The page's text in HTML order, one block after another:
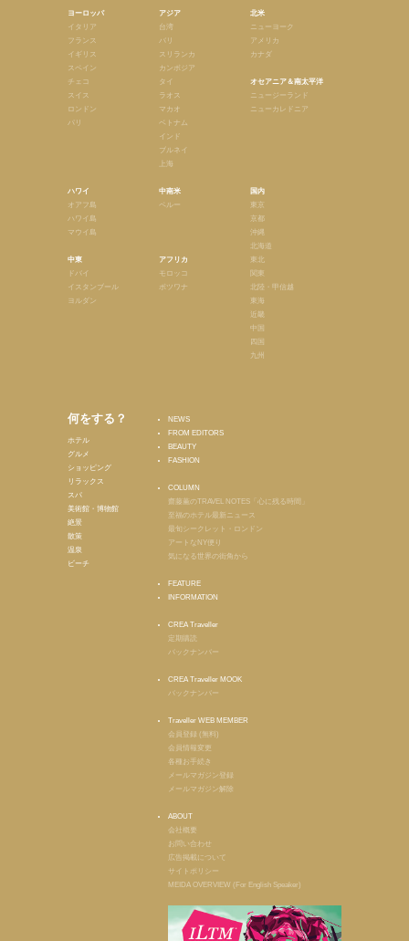
ヨーロッパ
イタリア
フランス
イギリス
スペイン
チェコ
スイス
ロンドン
パリ
ハワイ
オアフ島
ハワイ島
マウイ島
中東
ドバイ
イスタンブール
ヨルダン
アジア
台湾
バリ
スリランカ
カンボジア
タイ
ラオス
マカオ
ベトナム
インド
ブルネイ
上海
中南米
ペルー
アフリカ
モロッコ
ボツワナ
北米
ニューヨーク
アメリカ
カナダ
オセアニア＆南太平洋
ニュージーランド
ニューカレドニア
国内
東京
京都
沖縄
北海道
東北
関東
北陸・甲信越
東海
近畿
中国
四国
九州
何をする？
ホテル
グルメ
ショッピング
リラックス
スパ
美術館・博物館
絶景
散策
温泉
ビーチ
NEWS
FROM EDITORS
BEAUTY
FASHION
COLUMN
齋藤薫のTRAVEL NOTES「心に残る時間」
至福のホテル最新ニュース
最旬シークレット・ロンドン
アートなNY便り
気になる世界の街角から
FEATURE
INFORMATION
CREA Traveller
定期購読
バックナンバー
CREA Traveller MOOK
バックナンバー
Traveller WEB MEMBER
会員登録 (無料)
会員情報変更
各種お手続き
メールマガジン登録
メールマガジン解除
ABOUT
会社概要
お問い合わせ
広告掲載について
サイトポリシー
MEIDA OVERVIEW (For English Speaker)